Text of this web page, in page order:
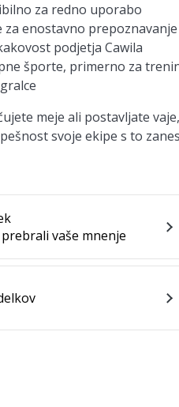
za redno uporabo
za enostavno
podjetja Cawila
športe, primerno za
meje ali postavljate
svoje ekipe s to
vaše mnenje